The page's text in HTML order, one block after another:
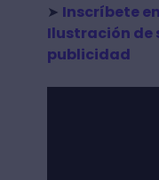
➤ Inscríbete
Ilustración de
publicidad